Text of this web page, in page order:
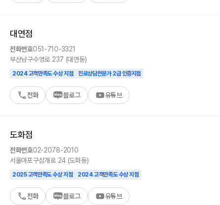
대연점
전화번호051-710-3321
부산남구수영로 237 (대연동)
2024 고객만족도 수상 지점 진로상담전문가 2급 인증지점
전화 블로그 유튜브
도화점
전화번호02-2078-2010
서울마포구삼개로 24 (도화동)
2025 고객만족도 수상 지점 2024 고객만족도 수상 지점
전화 블로그 유튜브